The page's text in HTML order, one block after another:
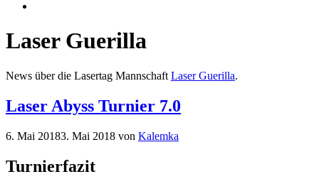
Laser Guerilla
News über die Lasertag Mannschaft Laser Guerilla.
Laser Abyss Turnier 7.0
6. Mai 20183. Mai 2018 von Kalemka
Turnierfazit